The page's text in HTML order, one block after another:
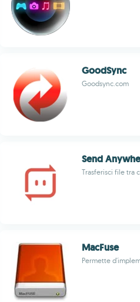
GoodSync
Goodsync.com
Send
Trasferisci file tra
MacFuse
Permette